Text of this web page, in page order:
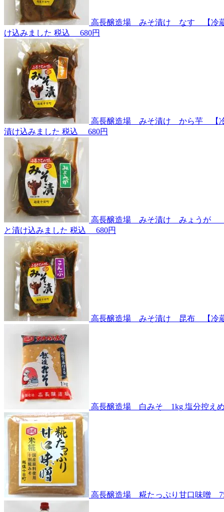
高長醸造場 みそ漬け なす 【冷
け込みました 税込 680円
高長醸造場 みそ漬け から芋 【
漬け込みました 税込 680円
高長醸造場 みそ漬け みょうが
と漬け込みました 税込 680円
高長醸造場 みそ漬け 昆布 【冷
高長醸造場 白みそ 1kg 塩分控え
高長醸造場 糀たっぷり甘口味噌